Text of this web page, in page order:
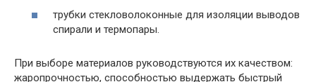
трубки стекловолоконные для изоляции выводов
спирали и термопары.
При выборе материалов руководствуются их качеством:
жаропрочностью, способностью выдержать быстрый